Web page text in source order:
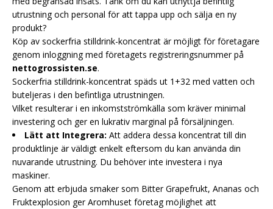
utrustning och personal för att tappa upp och sälja en ny
produkt?
Köp av sockerfria stilldrink-koncentrat är möjligt för företagare
genom inloggning med företagets registreringsnummer på
nettogrossisten.se.
Sockerfria stilldrink-koncentrat späds ut 1+32 med vatten och
buteljeras i den befintliga utrustningen.
Vilket resulterar i en inkomstströmkälla som kräver minimal
investering och ger en lukrativ marginal på försäljningen.
Lätt att Integrera: Att addera dessa koncentrat till din
produktlinje är väldigt enkelt eftersom du kan använda din
nuvarande utrustning. Du behöver inte investera i nya
maskiner.
Genom att erbjuda smaker som Bitter Grapefrukt, Ananas och
Fruktexplosion ger Aromhuset företag möjlighet att